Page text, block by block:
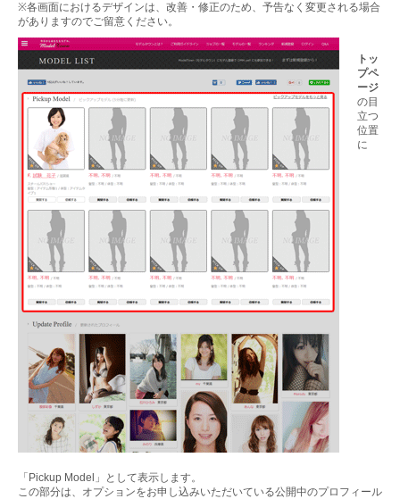
※各画面におけるデザインは、改善・修正のため、予告なく変更される場合
がありますのでご留意ください。
トッ
プペ
ージ
の目
立つ
位置
に
「Pickup Model」として表示します。
この部分は、オプションをお申し込みいただいている公開中のプロフィール